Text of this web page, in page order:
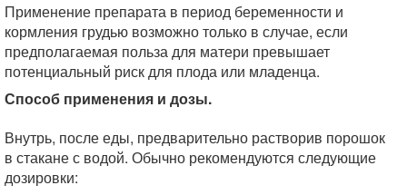
Применение препарата в период беременности и
кормления грудью возможно только в случае, если
предполагаемая польза для матери превышает
потенциальный риск для плода или младенца.
Способ применения и дозы.
Внутрь, после еды, предварительно растворив порошок
в стакане с водой. Обычно рекомендуются следующие
дозировки: